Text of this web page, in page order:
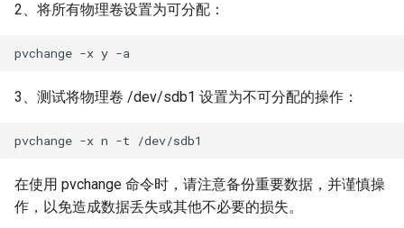
2、将所有物理卷设置为可分配：
3、测试将物理卷 /dev/sdb1 设置为不可分配的操作：
在使用 pvchange 命令时，请注意备份重要数据，并谨慎操
作，以免造成数据丢失或其他不必要的损失。